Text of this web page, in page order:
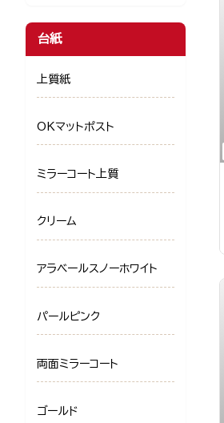
台紙
上質紙
OKマットポスト
ミラーコート上質
クリーム
アラベールスノーホワイト
パールピンク
両面ミラーコート
ゴールド